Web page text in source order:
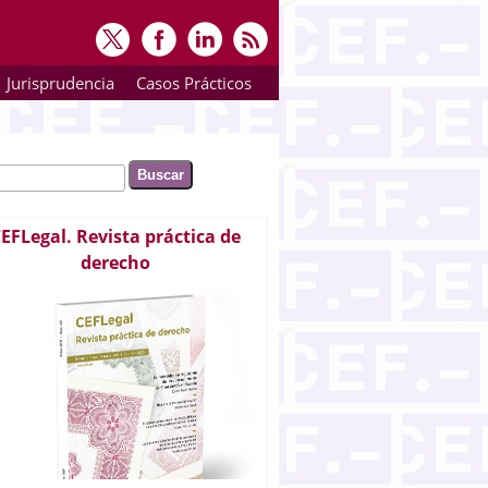
Jurisprudencia Casos Prácticos
de búsqueda
Revista práctica de
derecho